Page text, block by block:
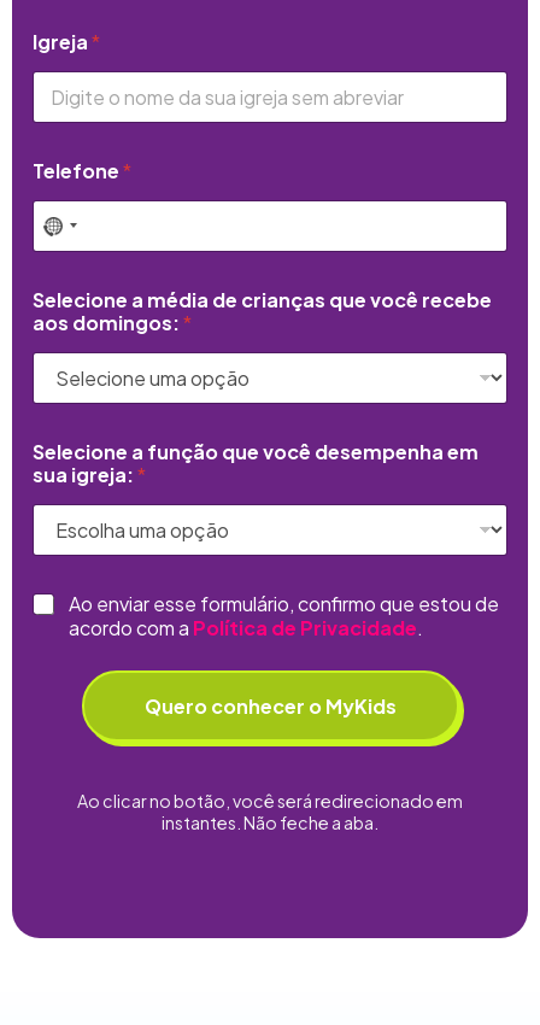
Igreja*
Telefone*
Selecione a média de crianças que você recebe
aos domingos:*
Selecione a função que você desempenha em
sua igreja:*
C
Ao enviar esse formulário, confirmo que estou de
acordo com a Política de Privacidade.
Quero conhecer o MyKids
Ao clicar no botão, você será redirecionado em
instantes. Não feche a aba.